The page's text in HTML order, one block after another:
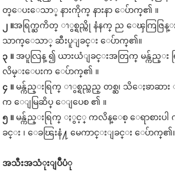
တ္ေပးေသာ္ နားကိုက္ နားနာ ေပ်ာက္၏ ။
၂ ။အရြက္ႀကိတ္ ၫွစ္ရည္ကို နံနက္ ည ေၾကြဇြန္
သာက္ေသာ္ ဆီးပူျခင္း ေပ်ာက္၏။
၃ ။ အပူလြန္ ၍ ယားယံျခင္းအတြက္ မန္က်ည္
လိမ္းေပးက ေပ်ာက္၏ ။
၄ ။ မန္က်ည္းရြက္ ၫွစ္ရည္သည္ တစ္ဆ၊ သိေႏၶာဆာ
က ေျမြဆိပ္ ေျပေစ ၏ ။
၅ ။မန္က်ည္းရြက္ ႏွင့္ ကလိန္ေစ့ ေရာစားပါ
ခင္း ၊ ေခၽြးနံ႔ မေကာင္းျခင္း ေပ်ာက္၏
အသီးအသံုးျပဳပံု